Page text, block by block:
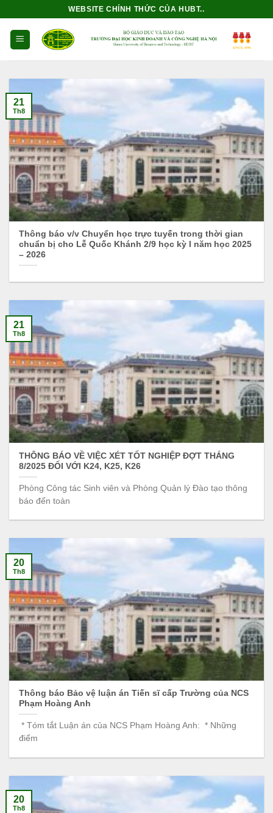
dung
WEBSITE CHÍNH THỨC CỦA HUBT..
Thông báo v/v Chuyển học trực tuyến trong thời gian
chuẩn bị cho Lễ Quốc Khánh 2/9 học kỳ I năm học 2025
– 2026
21
Th8
THÔNG BÁO VỀ VIỆC XÉT TỐT NGHIỆP ĐỢT THÁNG
8/2025 ĐỐI VỚI K24, K25, K26
Phòng Công tác Sinh viên và Phòng Quản lý Đào tạo thông
báo đến toàn
21
Th8
Thông báo Bảo vệ luận án Tiến sĩ cấp Trường của NCS
Phạm Hoàng Anh
* Tóm tắt Luận án của NCS Phạm Hoàng Anh: * Những
điểm
20
Th8
20
Th8